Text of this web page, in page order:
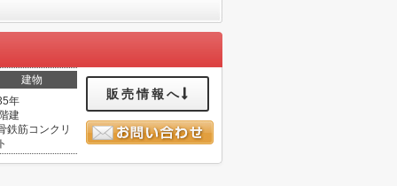
建物
年
建
鉄筋コンクリ
販売情報へ